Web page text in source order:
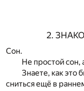
2.
Сон.
Не простой сон,
Знаете, как это
сниться ещё в